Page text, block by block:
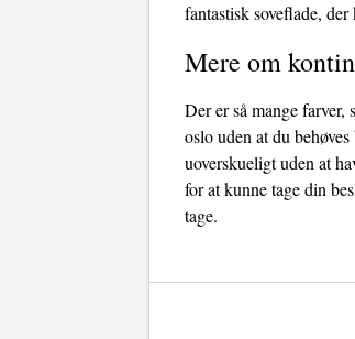
fantastisk soveflade,
Mere om
Der er så mange
oslo uden at du
uoverskueligt uden at
for at kunne tage din
tage.